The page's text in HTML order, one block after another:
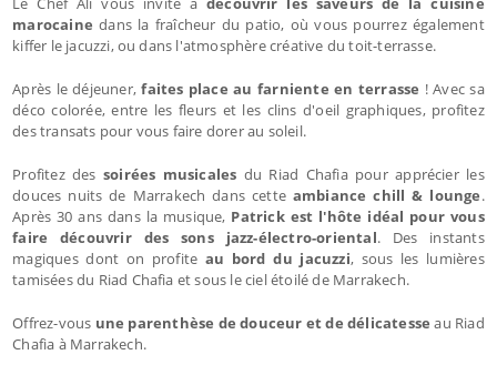
marocaine dans la fraîcheur du patio, où vous pourrez également
kiffer le jacuzzi, ou dans l'atmosphère créative du toit-terrasse.
Après le déjeuner,faites place au farniente en terrasse ! Avec sa
déco colorée, entre les fleurs et les clins d'oeil graphiques, profitez
des transats pour vous faire dorer au soleil.
Profitez des soirées musicales du Riad Chafia pour apprécier les
douces nuits de Marrakech dans cette ambiance chill & lounge.
Après 30 ans dans la musique, Patrick est l'hôte idéal pour vous
faire découvrir des sons jazz-électro-oriental. Des instants
magiques dont on profite au bord du jacuzzi, sous les lumières
tamisées du Riad Chafia et sous le ciel étoilé de Marrakech.
Offrez-vous une parenthèse de douceur et de délicatesseau Riad
Chafia à Marrakech.